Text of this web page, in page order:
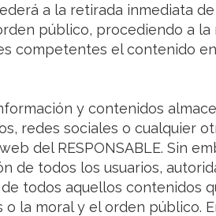
a la retirada inmediata
público, procediendo a
competentes el contenido
y contenidos
redes sociales o cualquier
del RESPONSABLE. Sin
de todos los usuarios,
todos aquellos contenidos
la moral y el orden público.